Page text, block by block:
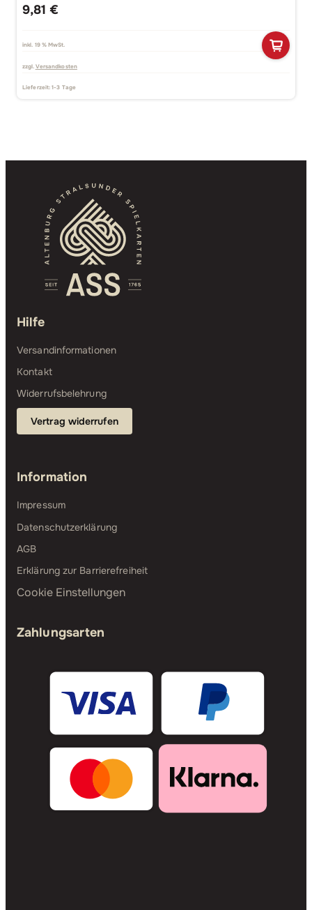
9,81 €
inkl. 19 % MwSt.
zzgl. Versandkosten
Lieferzeit:1-3 Tage
Hilfe
Versandinformationen
Kontakt
Widerrufsbelehrung
Vertrag widerrufen
Information
Impressum
Datenschutzerklärung
AGB
Erklärung zur Barrierefreiheit
Cookie Einstellungen
Zahlungsarten